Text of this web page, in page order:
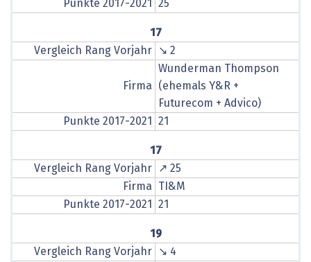
Punkte 2017-2021
25
17
Vergleich Rang Vorjahr
↘ 2
Firma
Wunderman Thompson
(ehemals Y&R +
Futurecom + Advico)
Punkte 2017-2021
21
17
Vergleich Rang Vorjahr
↗ 25
Firma
TI&M
Punkte 2017-2021
21
19
Vergleich Rang Vorjahr
↘ 4